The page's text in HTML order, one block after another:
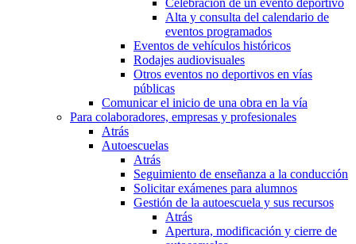
Celebración de un evento deportivo
Alta y consulta del calendario de
eventos programados
Eventos de vehículos históricos
Rodajes audiovisuales
Otros eventos no deportivos en vías
públicas
Comunicar el inicio de una obra en la vía
Para colaboradores, empresas y profesionales
Atrás
Autoescuelas
Atrás
Seguimiento de enseñanza a la conducción
Solicitar exámenes para alumnos
Gestión de la autoescuela y sus recursos
Atrás
Apertura, modificación y cierre de